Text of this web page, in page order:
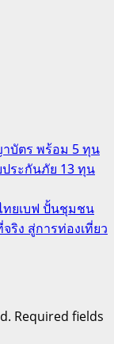
บัตร พร้อม 5 ทุน
ระกันภัย 13 ทุน
ทยเบฟ ปั้นชุมชน
ริง สู่การท่องเที่ยว
Required fields